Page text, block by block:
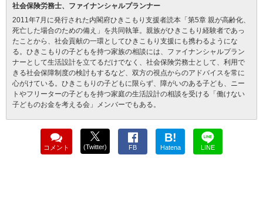
社会保険労務士、ファイナンシャルプランナー
2011年7月に発行された内閣府ひきこもり支援者読本「第5章 親が高齢化、
死亡した場合のための備え」を共同執筆。親族がひきこもり経験者であっ
たことから、社会貢献の一環としてひきこもり支援にも携わるようにな
る。ひきこもりの子どもを持つ家族の相談には、ファイナンシャルプラン
ナーとして生活設計を立てるだけでなく、社会保険労務士として、利用で
きる社会保障制度の検討もするなど、双方の視点からのアドバイスを常に
心がけている。ひきこもりの子どもに限らず、障がいのある子ども、ニー
トやフリーターの子どもを持つ家庭の生活設計の相談を受ける「働けない
子どものお金を考える会」メンバーでもある。
コメント (Twitter) FB
B!
Hatena LINE